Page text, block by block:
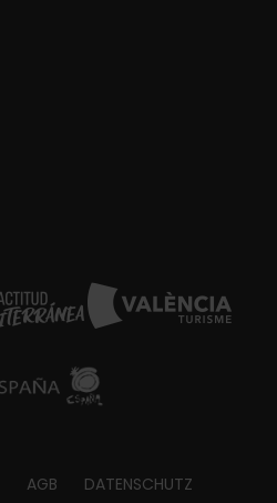
AGB DATENSCHUTZ